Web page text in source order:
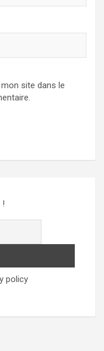
site dans le
!
policy